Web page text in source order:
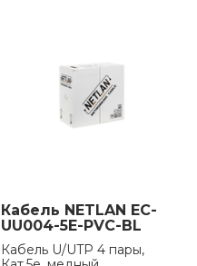
Кабель NETLAN EC-
UU004-5E-PVC-BL
Кабель U/UTP 4 пары,